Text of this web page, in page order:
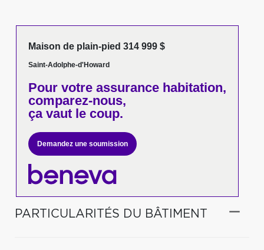
Maison de plain-pied 314 999 $
Saint-Adolphe-d'Howard
Pour votreassurance habitation,
comparez-nous,
ça vaut le coup.
Demandez une soumission
PARTICULARITÉS DU BÂTIMENT